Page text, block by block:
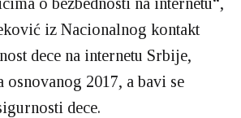
iz Nacionalnog kontakt
dece na internetu Srbije,
osnovanog 2017, a bavi se
dece.